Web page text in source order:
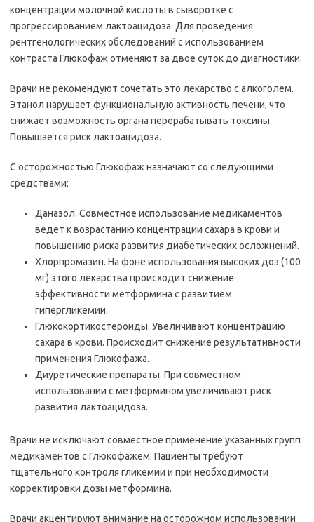
концентрации молочной кислоты в сыворотке с
прогрессированием лактоацидоза. Для проведения
рентгенологических обследований с использованием
контраста Глюкофаж отменяют за двое суток до диагностики.
Врачи не рекомендуют сочетать это лекарство с алкоголем.
Этанол нарушает функциональную активность печени, что
снижает возможность органа перерабатывать токсины.
Повышается риск лактоацидоза.
С осторожностью Глюкофаж назначают со следующими
средствами:
Даназол. Совместное использование медикаментов
ведет к возрастанию концентрации сахара в крови и
повышению риска развития диабетических осложнений.
Хлорпромазин. На фоне использования высоких доз (100
мг) этого лекарства происходит снижение
эффективности метформина с развитием
гипергликемии.
Глюкокортикостероиды. Увеличивают концентрацию
сахара в крови. Происходит снижение результативности
применения Глюкофажа.
Диуретические препараты. При совместном
использовании с метформином увеличивают риск
развития лактоацидоза.
Врачи не исключают совместное применение указанных групп
медикаментов с Глюкофажем. Пациенты требуют
тщательного контроля гликемии и при необходимости
корректировки дозы метформина.
Врачи акцентируют внимание на осторожном использовании